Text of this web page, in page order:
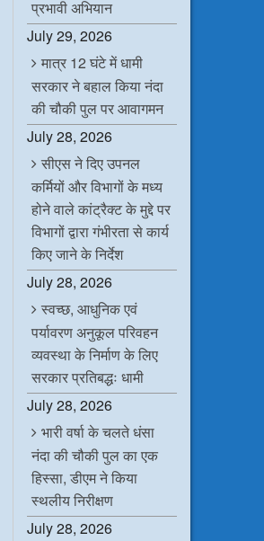
प्रभावी अभियान
July 29, 2026
मात्र 12 घंटे में धामी
सरकार ने बहाल किया नंदा
की चौकी पुल पर आवागमन
July 28, 2026
सीएस ने दिए उपनल
कर्मियों और विभागों के मध्य
होने वाले कांट्रैक्ट के मुद्दे पर
विभागों द्वारा गंभीरता से कार्य
किए जाने के निर्देश
July 28, 2026
स्वच्छ, आधुनिक एवं
पर्यावरण अनुकूल परिवहन
व्यवस्था के निर्माण के लिए
सरकार प्रतिबद्धः धामी
July 28, 2026
भारी वर्षा के चलते धंसा
नंदा की चौकी पुल का एक
हिस्सा, डीएम ने किया
स्थलीय निरीक्षण
July 28, 2026